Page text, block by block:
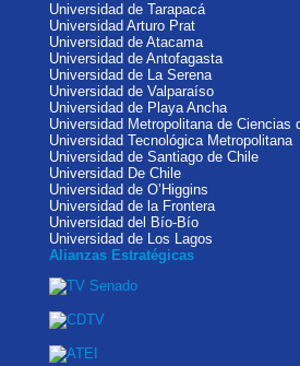
Universidad de Tarapacá
Universidad Arturo Prat
Universidad de Atacama
Universidad de Antofagasta
Universidad de La Serena
Universidad de Valparaíso
Universidad de Playa Ancha
Universidad Metropolitana de Ciencias
Universidad Tecnológica Metropolitana
Universidad de Santiago de Chile
Universidad De Chile
Universidad de O’Higgins
Universidad de la Frontera
Universidad del Bío-Bío
Universidad de Los Lagos
Alianzas Estratégicas